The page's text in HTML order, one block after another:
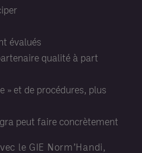
évalués
qualité à part
» et de procédures, plus
peut faire concrètement
le GIE Norm’Handi,